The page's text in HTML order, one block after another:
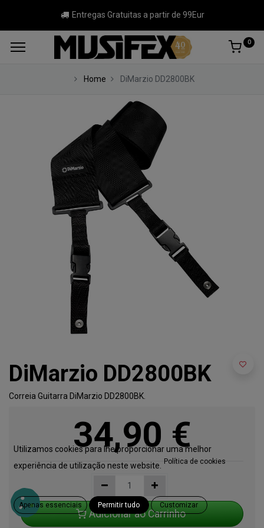
Entregas Gratuitas a partir de 99Eur
0
Home DiMarzio DD2800BK
DiMarzio DD2800BK
Correia Guitarra DiMarzio DD2800BK.
34,90 €
Adicionar ao Carrinho
Utilizamos cookies para lhe proporcionar uma melhor
experiência de utilização neste website.
Política de cookies
Apenas essenciais Permitir tudo Customizar